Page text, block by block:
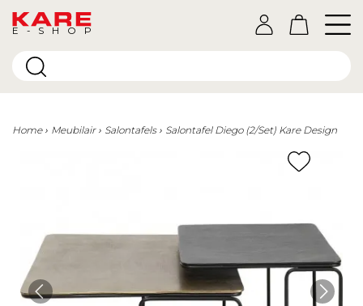
E-SHOP
Home Meubilair Salontafels Salontafel Diego (2/Set) Kare Design